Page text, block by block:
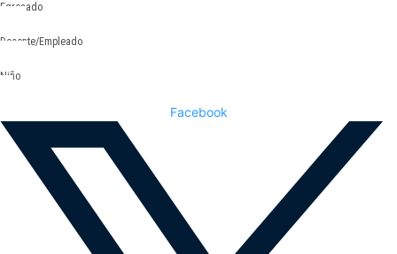
Egresado
Docente/Empleado
Niño
Facebook